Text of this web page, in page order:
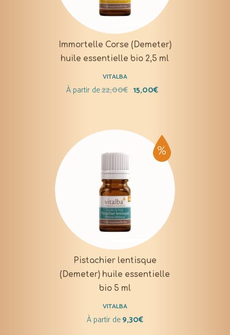
Immortelle Corse (Demeter)
huile essentielle bio 2,5 ml
VITALBA
À partir de22,00€ 15,00€
Pistachier lentisque
(Demeter) huile essentielle
bio 5 ml
VITALBA
À partir de9,30€